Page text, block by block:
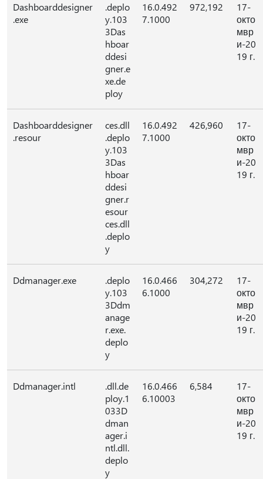
Dashboarddesigner
.exe
.deplo
y.103
3Das
hboar
ddesi
gner.e
xe.de
ploy
16.0.492
7.1000
972,192
17-
окто
мвр
и-20
19 г.
Dashboarddesigner
.resour
ces.dll
.deplo
y.103
3Das
hboar
ddesi
gner.r
esour
ces.dll
.deplo
y
16.0.492
7.1000
426,960
17-
окто
мвр
и-20
19 г.
Ddmanager.exe
.deplo
y.103
3Ddm
anage
r.exe.
deplo
y
16.0.466
6.1000
304,272
17-
окто
мвр
и-20
19 г.
Ddmanager.intl
.dll.de
ploy.1
033D
dman
ager.i
ntl.dll.
deplo
y
16.0.466
6.10003
6,584
17-
окто
мвр
и-20
19 г.